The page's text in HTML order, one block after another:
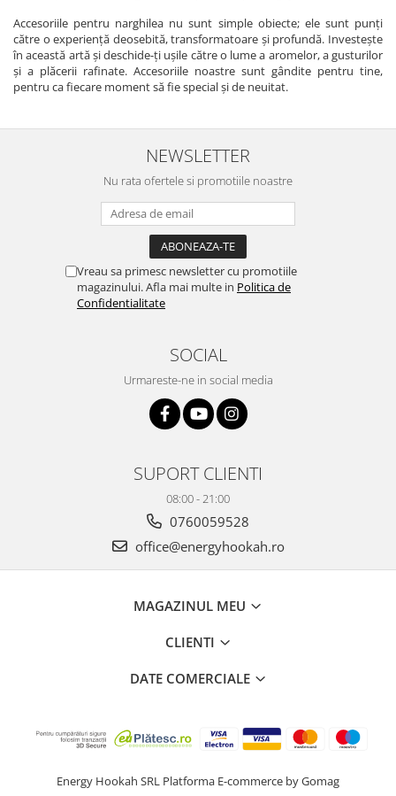
Accesoriile pentru narghilea nu sunt simple obiecte; ele sunt punți
către o experiență deosebită, transformatoare și profundă. Investește
în această artă și deschide-ți ușile către o lume a aromelor, a gusturilor
și a plăcerii rafinate. Accesoriile noastre sunt gândite pentru tine,
pentru ca fiecare moment să fie special și de neuitat.
NEWSLETTER
Nu rata ofertele si promotiile noastre
Vreau sa primesc newsletter cu promotiile
magazinului. Afla mai multe in Politica de
Confidentialitate
SOCIAL
Urmareste-ne in social media
SUPORT CLIENTI
08:00 - 21:00
0760059528
office@energyhookah.ro
MAGAZINUL MEU
CLIENTI
DATE COMERCIALE
Energy Hookah SRL Platforma E-commerce by Gomag